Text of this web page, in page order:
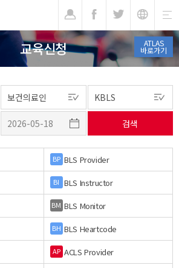
ATLAS
바로가기
교육신청
BP BLS Provider
BI BLS Instructor
BM BLS Monitor
BH BLS Heartcode
AP ACLS Provider